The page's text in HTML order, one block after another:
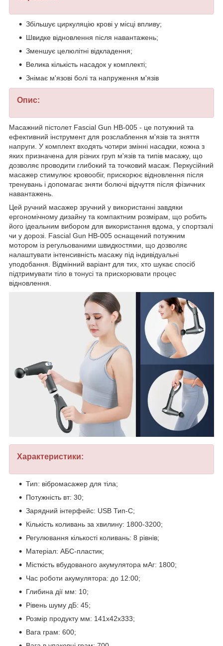
Збільшує циркуляцію крові у місці впливу;
Швидке відновлення після навантажень;
Зменшує целюлітні відкладення;
Велика кількість насадок у комплекті;
Знімає м'язові болі та напруження м'язів
Опис:
Масажний пістолет Fascial Gun HB-005 - це потужний та
ефективний інструмент для розслаблення м'язів та зняття
напруги. У комплект входять чотири змінні насадки, кожна з
яких призначена для різних груп м'язів та типів масажу, що
дозволяє проводити глибокий та точковий масаж. Перкусійний
масажер стимулює кровообіг, прискорює відновлення після
тренувань і допомагає зняти болючі відчуття після фізичних
навантажень.
Цей ручний масажер зручний у використанні завдяки
ергономічному дизайну та компактним розмірам, що робить
його ідеальним вибором для використання вдома, у спортзалі
чи у дорозі. Fascial Gun HB-005 оснащений потужним
мотором із регульованими швидкостями, що дозволяє
налаштувати інтенсивність масажу під індивідуальні
уподобання. Відмінний варіант для тих, хто шукає спосіб
підтримувати тіло в тонусі та прискорювати процес
відновлення.
Характеристики:
Тип: вібромасажер для тіла;
Потужність вт: 30;
Зарядний інтерфейс: USB Тип-C;
Кількість коливань за хвилину: 1800-3200;
Регулювання кількості коливань: 8 рівнів;
Матеріал: АБС-пластик;
Місткість вбудованого акумулятора мАг: 1800;
Час роботи акумулятора: до 12:00;
Глибина дії мм: 10;
Рівень шуму дБ: 45;
Розмір продукту мм: 141x42x333;
Вага грам: 600;